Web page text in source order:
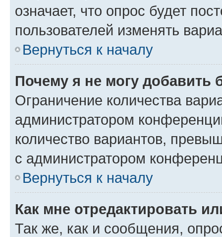
означает, что опрос будет
пользователей изменять
Вернуться к началу
Почему я не могу добавить
Ограничение количества
администратором
количество вариантов,
с администратором
Вернуться к началу
Как мне отредактировать
Так же, как и сообщения,